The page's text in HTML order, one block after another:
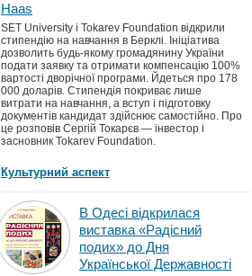
Haas
SET University і Tokarev Foundation відкрили
стипендію на навчання в Берклі. Ініціатива
дозволить будь-якому громадянину України
подати заявку та отримати компенсацію 100%
вартості дворічної програми. Йдеться про 178
000 доларів. Стипендія покриває лише
витрати на навчання, а вступ і підготовку
документів кандидат здійснює самостійно. Про
це розповів Сергій Токарєв — інвестор і
засновник Tokarev Foundation.
Культурний аспект
В Одесі відкрилася
виставка «Радісний
подих» до Дня
Української Державності